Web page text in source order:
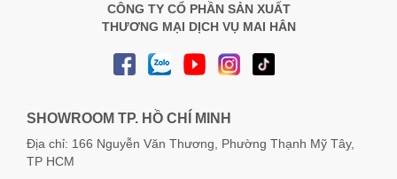
CÔNG TY CỔ PHẦN SẢN XUẤT
THƯƠNG MẠI DỊCH VỤ MAI HÂN
SHOWROOM TP. HỒ CHÍ MINH
Địa chỉ: 166 Nguyễn Văn Thương, Phường Thạnh Mỹ Tây,
TP HCM